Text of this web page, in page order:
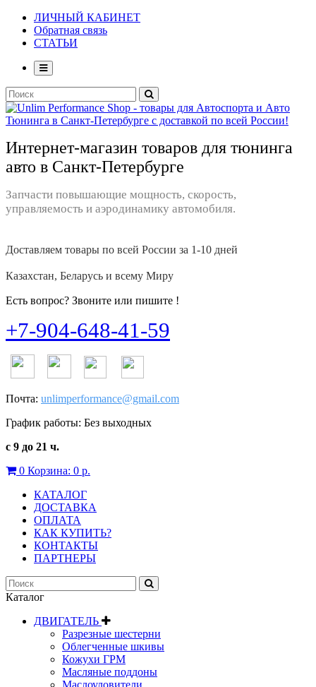
ЛИЧНЫЙ КАБИНЕТ
Обратная связь
СТАТЬИ
Интернет-магазин товаров для тюнинга
авто в Санкт-Петербурге
Запчасти повышающие мощность, скорость,
управляемость и аэродинамику автомобиля.
Доставляем товары по всей России за 1-10 дней
Казахстан, Беларусь и всему Миру
Есть вопрос? Звоните или пишите !
+7-904-648-41-59
Почта: unlimperformance@gmail.com
График работы: Без выходных
с 9 до 21 ч.
0 Корзина: 0 р.
КАТАЛОГ
ДОСТАВКА
ОПЛАТА
КАК КУПИТЬ?
КОНТАКТЫ
ПАРТНЕРЫ
Каталог
ДВИГАТЕЛЬ
Разрезные шестерни
Облегченные шкивы
Кожухи ГРМ
Масляные поддоны
Маслоуловители